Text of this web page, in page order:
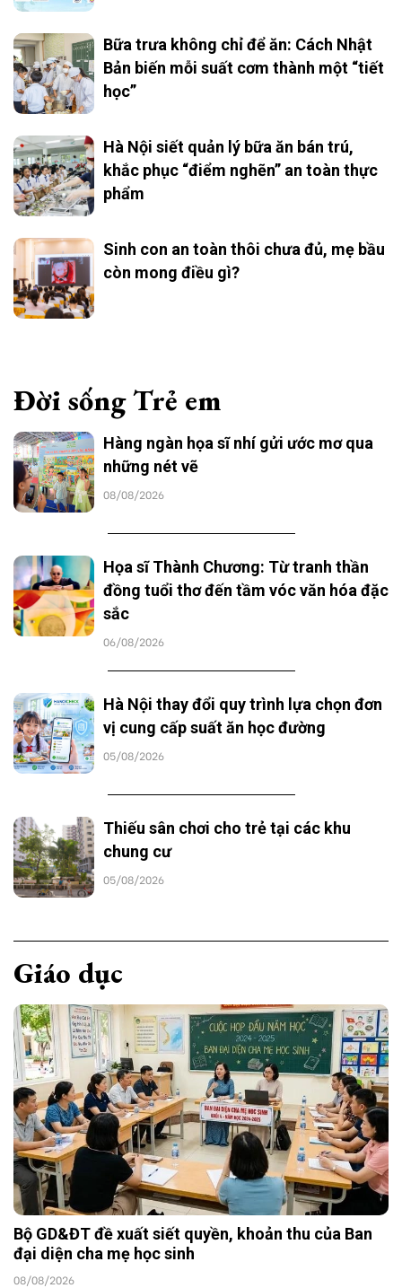
Bữa trưa không chỉ để ăn: Cách Nhật
Bản biến mỗi suất cơm thành một “tiết
học”
Hà Nội siết quản lý bữa ăn bán trú,
khắc phục “điểm nghẽn” an toàn thực
phẩm
Sinh con an toàn thôi chưa đủ, mẹ bầu
còn mong điều gì?
Đời sống Trẻ em
Hàng ngàn họa sĩ nhí gửi ước mơ qua
những nét vẽ
08/08/2026
Họa sĩ Thành Chương: Từ tranh thần
đồng tuổi thơ đến tầm vóc văn hóa đặc
sắc
06/08/2026
Hà Nội thay đổi quy trình lựa chọn đơn
vị cung cấp suất ăn học đường
05/08/2026
Thiếu sân chơi cho trẻ tại các khu
chung cư
05/08/2026
Giáo dục
Bộ GD&ĐT đề xuất siết quyền, khoản thu của Ban
đại diện cha mẹ học sinh
08/08/2026